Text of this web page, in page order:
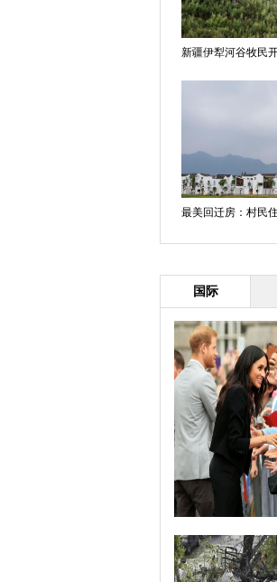
新疆伊犁河谷牧民
最美回迁房：村民
国际